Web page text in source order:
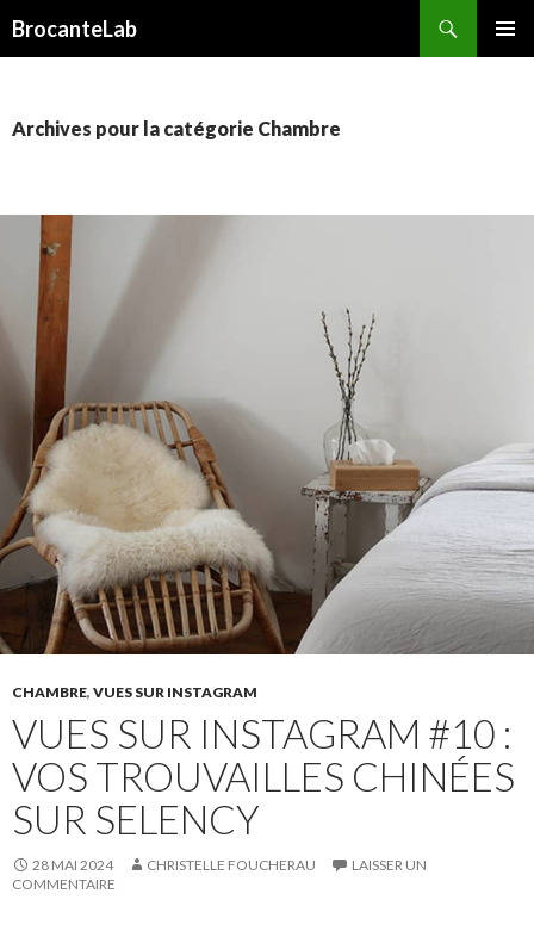
BrocanteLab
PRINCIPAL
Archives pour la catégorie Chambre
CHAMBRE, VUES SUR INSTAGRAM
VUES SUR INSTAGRAM #10 :
VOS TROUVAILLES CHINÉES
SUR SELENCY
28 MAI 2024 CHRISTELLE FOUCHERAU
LAISSER UN
COMMENTAIRE